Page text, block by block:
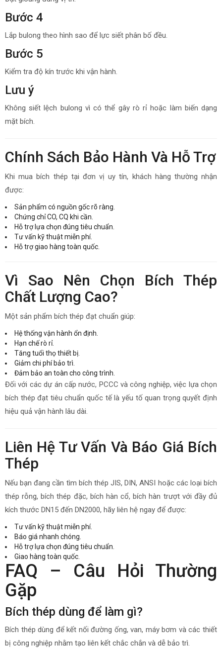
Bước 4
Lắp bulong theo hình sao để lực siết phân bố đều.
Bước 5
Kiểm tra độ kín trước khi vận hành.
Lưu ý
Không siết lệch bulong vì có thể gây rò rỉ hoặc làm biến dạng
mặt bích.
Chính Sách Bảo Hành Và Hỗ Trợ
Khi mua bích thép tại đơn vị uy tín, khách hàng thường nhận
được:
Sản phẩm có nguồn gốc rõ ràng.
Chứng chỉ CO, CQ khi cần.
Hỗ trợ lựa chọn đúng tiêu chuẩn.
Tư vấn kỹ thuật miễn phí.
Hỗ trợ giao hàng toàn quốc.
Vì Sao Nên Chọn Bích Thép
Chất Lượng Cao?
Một sản phẩm bích thép đạt chuẩn giúp:
Hệ thống vận hành ổn định.
Hạn chế rò rỉ.
Tăng tuổi thọ thiết bị.
Giảm chi phí bảo trì.
Đảm bảo an toàn cho công trình.
Đối với các dự án cấp nước, PCCC và công nghiệp, việc lựa chọn
bích thép đạt tiêu chuẩn quốc tế là yếu tố quan trọng quyết định
hiệu quả vận hành lâu dài.
Liên Hệ Tư Vấn Và Báo Giá Bích
Thép
Nếu bạn đang cần tìm bích thép JIS, DIN, ANSI hoặc các loại bích
thép rỗng, bích thép đặc, bích hàn cổ, bích hàn trượt với đầy đủ
kích thước DN15 đến DN2000, hãy liên hệ ngay để được:
Tư vấn kỹ thuật miễn phí.
Báo giá nhanh chóng.
Hỗ trợ lựa chọn đúng tiêu chuẩn.
Giao hàng toàn quốc.
FAQ – Câu Hỏi Thường
Gặp
Bích thép dùng để làm gì?
Bích thép dùng để kết nối đường ống, van, máy bơm và các thiết
bị công nghiệp nhằm tạo liên kết chắc chắn và dễ bảo trì.